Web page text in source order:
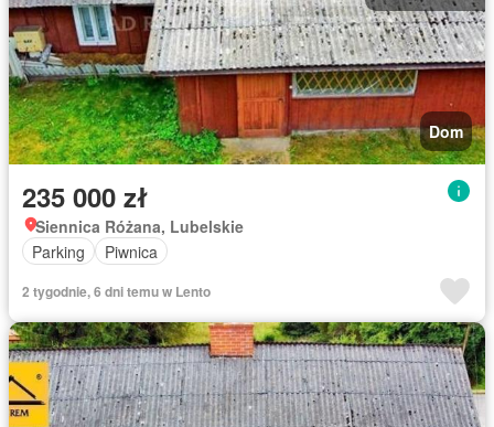
Dom
235 000 zł
Siennica Różana, Lubelskie
Parking
Piwnica
2 tygodnie, 6 dni temu w Lento